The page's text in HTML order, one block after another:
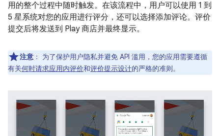
用的整个过程中随时触发。在该流程中，用户可以使用 1 到
5 星系统对您的应用进行评分，还可以选择添加评论。评价
提交后将发送到 Play 商店并最终显示。
注意 ：
为了保护用户隐私并避免 API 滥用，您的应用需要遵循
有关何时请求应用内评价和评价提示设计的严格的准则。